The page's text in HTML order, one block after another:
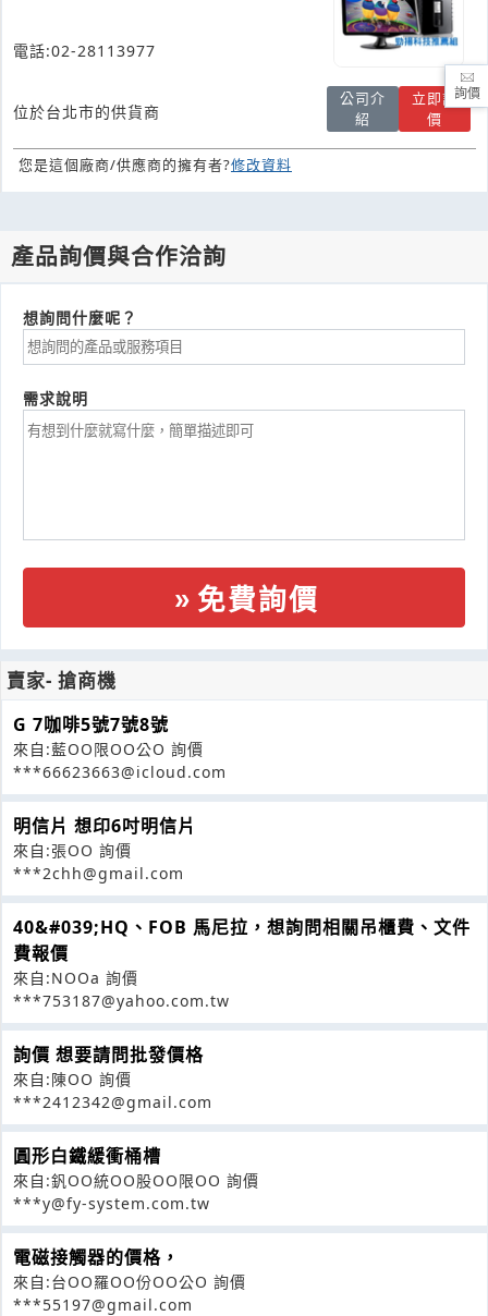
電話:02-28113977
位於台北市的供貨商
公司介
紹
立即詢
價
您是這個廠商/供應商的擁有者?修改資料
產品詢價與合作洽詢
想詢問什麼呢？
需求說明
免費詢價
賣家- 搶商機
G 7咖啡5號7號8號
來自:藍OO限OO公O 詢價
***66623663@icloud.com
明信片 想印6吋明信片
來自:張OO 詢價
***2chh@gmail.com
40&#039;HQ、FOB 馬尼拉，想詢問相關吊櫃費、文件
費報價
來自:NOOa 詢價
***753187@yahoo.com.tw
詢價 想要請問批發價格
來自:陳OO 詢價
***2412342@gmail.com
圓形白鐵緩衝桶槽
來自:釩OO統OO股OO限OO 詢價
***y@fy-system.com.tw
電磁接觸器的價格，
來自:台OO羅OO份OO公O 詢價
***55197@gmail.com
詢價